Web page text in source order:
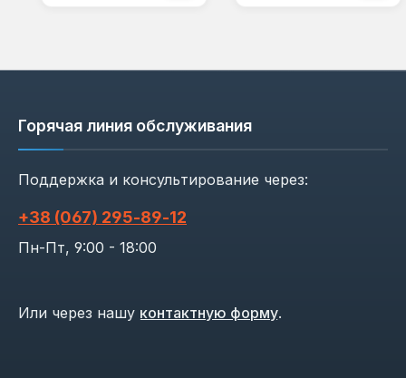
Горячая линия обслуживания
Поддержка и консультирование через:
+38 (067) 295‑89‑12
Пн-Пт, 9:00 - 18:00
Или через нашу контактную форму.